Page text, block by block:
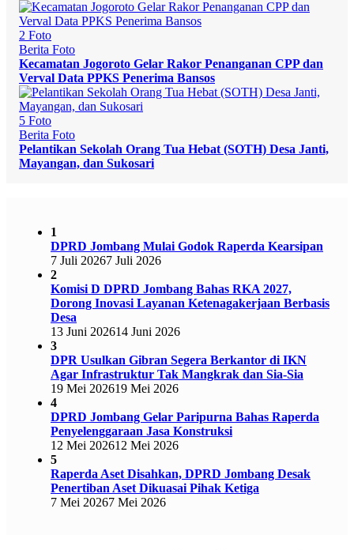
2 Foto
Berita Foto
Kecamatan Jogoroto Gelar Rakor Penanganan CPP dan
Verval Data PPKS Penerima Bansos
5 Foto
Berita Foto
Pelantikan Sekolah Orang Tua Hebat (SOTH) Desa Janti,
Mayangan, dan Sukosari
1
DPRD Jombang Mulai Godok Raperda Kearsipan
7 Juli 20267 Juli 2026
2
Komisi D DPRD Jombang Bahas RKA 2027,
Dorong Inovasi Layanan Ketenagakerjaan Berbasis
Desa
13 Juni 202614 Juni 2026
3
DPR Usulkan Gibran Segera Berkantor di IKN
Agar Infrastruktur Tak Mangkrak dan Sia-Sia
19 Mei 202619 Mei 2026
4
DPRD Jombang Gelar Paripurna Bahas Raperda
Penyelenggaraan Jasa Konstruksi
12 Mei 202612 Mei 2026
5
Raperda Aset Disahkan, DPRD Jombang Desak
Penertiban Aset Dikuasai Pihak Ketiga
7 Mei 20267 Mei 2026